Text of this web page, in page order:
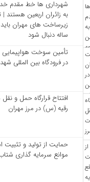
شهرداری‌ ها خط مقدم
به زائران اربعین هستند
زیرساخت ‌های مهران باید
ساله دنبال شود
تأمین سوخت هواپیمایی
در فرودگاه بین المللی
افتتاح قرارگاه حمل‌ و
رقیه (س) در مرز مهران
حمایت از تولید و تثبیت
موانع سرمایه‌ گذاری